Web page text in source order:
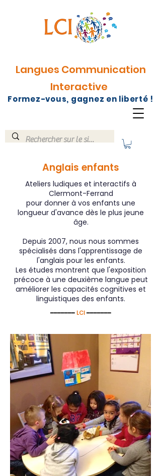
Langues Communication
Interactive
Formez-vous, gagnez en liberté !
Anglais enfants
Ateliers ludiques et interactifs à
Clermont-Ferrand
pour donner à vos enfants une
longueur d'avance dès le plus jeune
âge.
Depuis 2007, nous nous sommes
spécialisés dans l'apprentissage de
l'anglais pour les enfants.
​Les études montrent que l'exposition
précoce à une deuxième langue peut
améliorer les capacités cognitives et
linguistiques des enfants.
━━━━━━━ LCI━━━━━━━